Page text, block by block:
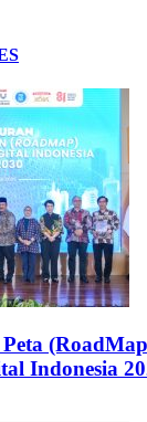
Indonesia